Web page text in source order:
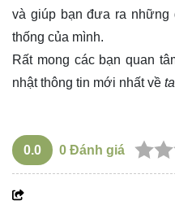
và giúp bạn đưa ra những
thống của mình.
Rất mong các bạn quan
nhật thông tin mới nhất về
0.0 0 Đánh giá